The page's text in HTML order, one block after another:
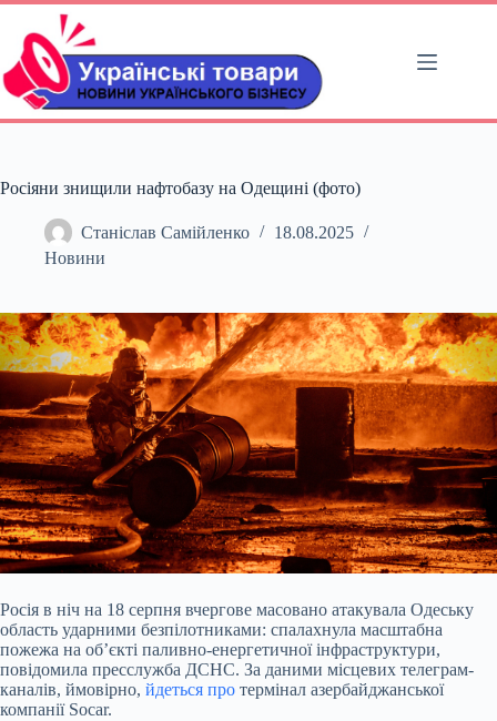
Перейти
вмісту
Росіяни знищили нафтобазу на Одещині (фото)
Станіслав Самійленко
18.08.2025
Новини
Росія в ніч на 18 серпня вчергове масовано атакувала Одеську
область ударними безпілотниками: спалахнула масштабна
пожежа на обʼєкті паливно-енергетичної інфраструктури,
повідомила пресслужба ДСНС. За даними місцевих телеграм-
каналів, ймовірно, йдеться про термінал азербайджанської
компанії Socar.